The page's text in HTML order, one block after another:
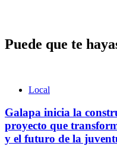
Puede que te
Local
Galapa inicia la
proyecto que
y el futuro de la